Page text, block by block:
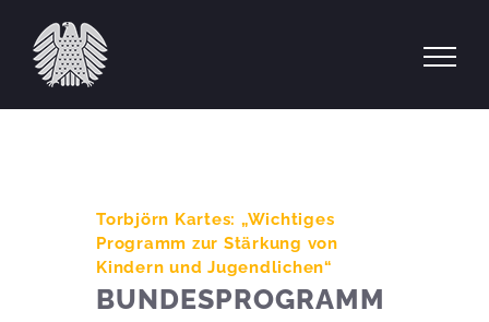
Inhalt
springen
Torbjörn Kartes: „Wichtiges
Programm zur Stärkung von
Kindern und Jugendlichen“
BUNDESPROGRAMM